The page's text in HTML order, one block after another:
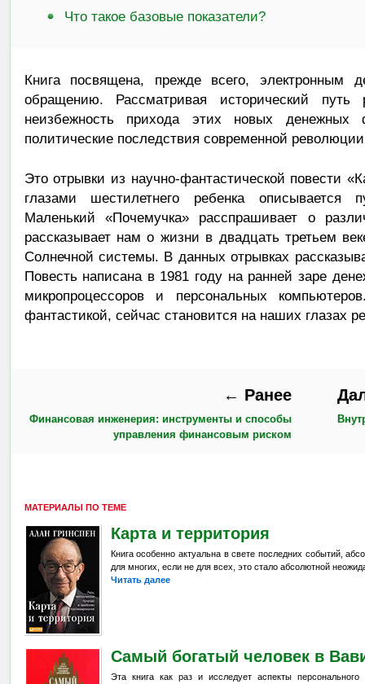
Что такое базовые показатели?
Книга посвящена, прежде всего, электронным
обращению. Рассматривая исторический путь
неизбежность прихода этих новых
политические последствия современной
Это отрывки из научно-фантастической повести
глазами шестилетнего ребенка описывается
Маленький «Почемучка» расспрашивает о
рассказывает нам о жизни в двадцать третьем
Солнечной системы. В данных отрывках
Повесть написана в 1981 году на ранней заре
микропроцессоров и персональных
фантастикой, сейчас становится на наших глазах
← Ранее
Финансовая инженерия: инструменты и способы
управления финансовым риском
МАТЕРИАЛЫ ПО ТЕМЕ
Карта и территория
Книга особенно актуальна в свете последних событий,
для многих, если не для всех, это стало абсолютной
Читать далее
Самый богатый человек в
Эта книга как раз и исследует аспекты